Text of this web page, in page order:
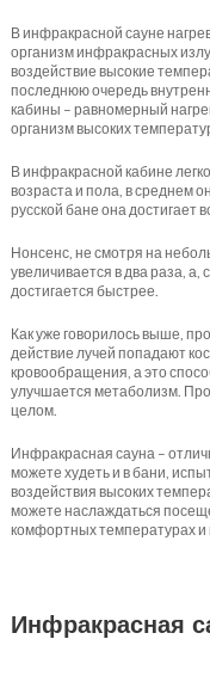
В инфракрасной сауне
организм инфракрасных
воздействие высокие
последнюю очередь
кабины – равномерный
организм высоких
В инфракрасной кабине
возраста и пола, в среднем
русской бане она достигает
Нонсенс, не смотря на
увеличивается в два раза,
достигается быстрее.
Как уже говорилось выше,
действие лучей попадают
кровообращения, а это
улучшается метаболизм.
целом.
Инфракрасная сауна –
можете худеть и в бани,
воздействия высоких
можете наслаждаться
комфортных температурах и
Инфракрасная